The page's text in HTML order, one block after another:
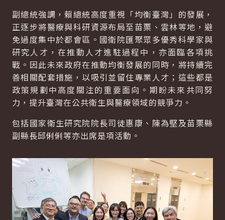
副總統強調，賴總統高度重視「均衡臺灣」的發展，
正逐步將醫療與科研資源布局至苗栗、雲林等地，避
免過度集中於都會區。國衛院匯聚眾多優秀科學家與
研究人才，在推動人才進駐過程中，亦面臨各項挑
戰。因此未來政府在推動均衡發展的同時，將持續完
善相關配套措施，以吸引並留住專業人才；這些都是
政策規劃中高度關注的重要面向。期盼未來共同努
力，提升臺灣在公共衛生與醫療領域的競爭力。
包括國家衛生研究院院長司徒惠康、陳為堅及苗栗縣
副縣長邱俐俐等亦出席是項活動。